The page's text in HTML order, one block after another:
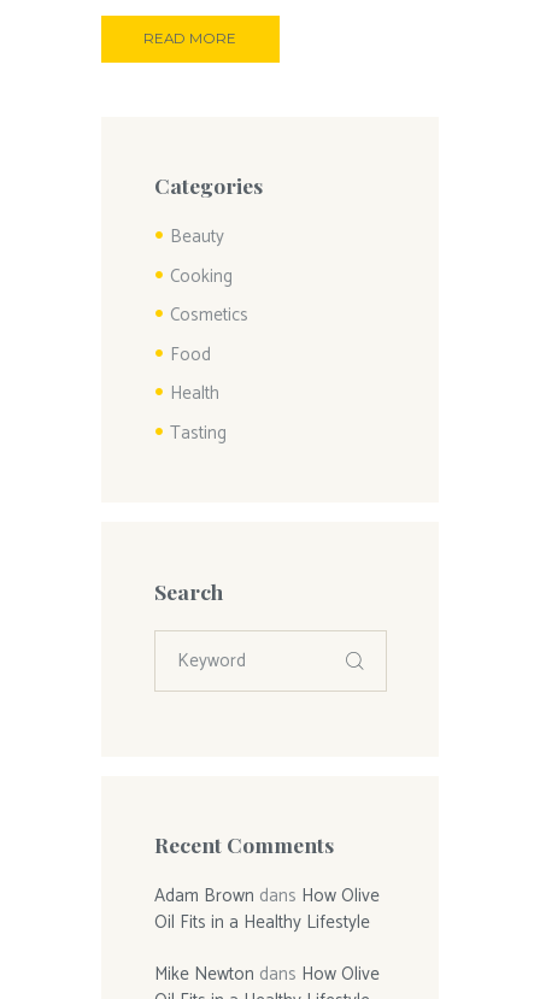
READ MORE
Categories
Beauty
Cooking
Cosmetics
Food
Health
Tasting
Search
Recent Comments
Adam Brown dans How Olive
Oil Fits in a Healthy Lifestyle
Mike Newton dans How Olive